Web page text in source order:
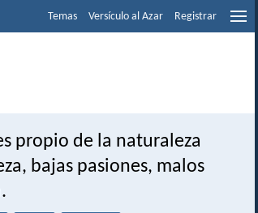
Temas Versículo al Azar Registrar
propio de la naturaleza
bajas pasiones, malos